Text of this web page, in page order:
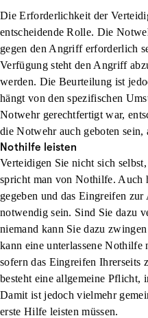
Die Erforderlichkeit der
entscheidende Rolle. Die
gegen den Angriff erforderlich
Verfügung steht den Angriff
werden. Die Beurteilung ist
hängt von den spezifischen
Notwehr gerechtfertigt war,
die Notwehr auch geboten sein,
Nothilfe leisten
Verteidigen Sie nicht sich
spricht man von Nothilfe. Auch
gegeben und das Eingreifen
notwendig sein. Sind Sie dazu
niemand kann Sie dazu
kann eine unterlassene Nothilfe
sofern das Eingreifen Ihrerseits
besteht eine allgemeine Pflicht,
Damit ist jedoch vielmehr
erste Hilfe leisten müssen.